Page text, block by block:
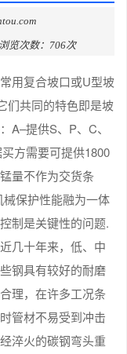
览次数：706次
用复合坡口或U型坡
们共同的特色即是坡
A–提供S、P、C、
方需要可提供1800
量不作为交货条
保护性能融为一体
制是关键性的问题.
几十年来，低、中
钢具有较好的耐磨
理，在许多工况条
管材不易受到冲击
淬火的碳钢弯头重